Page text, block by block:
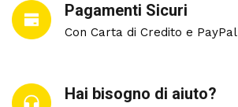
Pagamenti Sicuri
Con Carta di Credito e PayPal
Hai bisogno di aiuto?